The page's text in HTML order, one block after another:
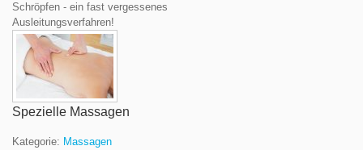
Schröpfen - ein fast vergessenes
Ausleitungsverfahren!
Spezielle Massagen
Kategorie: Massagen